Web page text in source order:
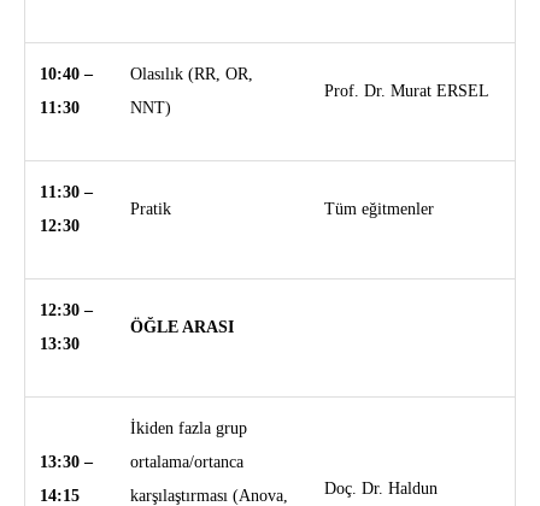
10:40 –
11:30
Olasılık (RR, OR,
NNT)
Prof. Dr. Murat ERSEL
11:30 –
12:30
Pratik Tüm eğitmenler
12:30 –
13:30
ÖĞLE ARASI
13:30 –
14:15
İkiden fazla grup
ortalama/ortanca
karşılaştırması (Anova,
Doç. Dr. Haldun